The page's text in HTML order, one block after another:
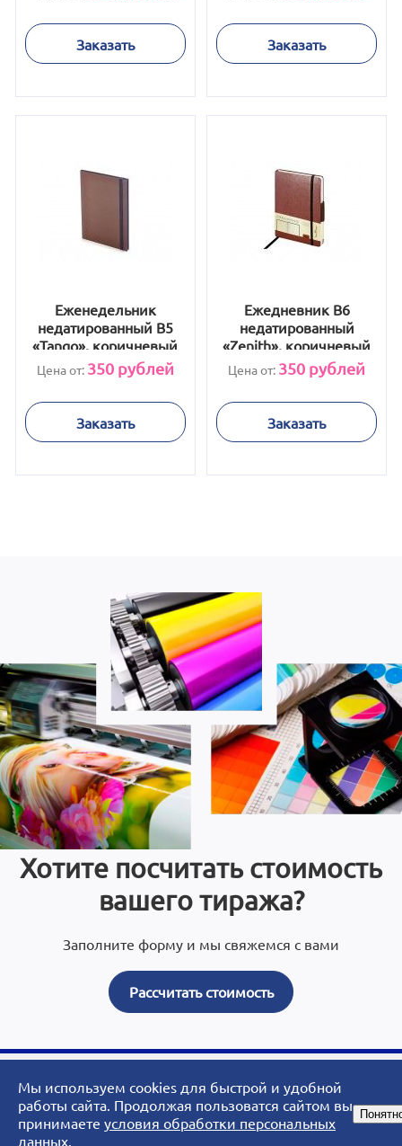
Заказать Заказать
Еженедельник
недатированный В5
«Tango», коричневый
Цена от: 350рублей
Заказать
Ежедневник В6
недатированный
«Zenith», коричневый
Цена от: 350 рублей
Заказать
Хотите посчитать стоимость
вашего тиража?
Заполните форму и мы свяжемся с вами
Рассчитать стоимость
© 2007 - 2026 ArtoPrint.RU|«АртоПринт» - типография, рекламное
агентство, студия дизайна.
Мы используем cookies для быстрой и удобной
работы сайта. Продолжая пользоватся сайтом вы
принимаете условия обработки персональных
данных.